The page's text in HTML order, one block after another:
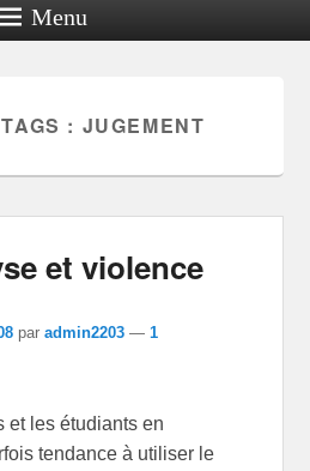
Menu
: JUGEMENT
et violence
paradmin2203 —1
et les étudiants en
tendance à utiliser le